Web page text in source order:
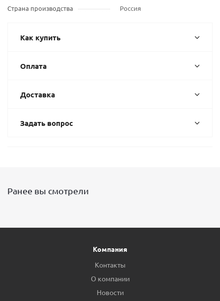
Страна производства
Россия
Как купить
Оплата
Доставка
Задать вопрос
Ранее вы смотрели
Компания
Контакты
О компании
Новости